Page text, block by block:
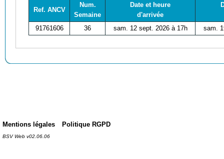
Ref. ANCV
Num.
Semaine
Date et heure
d'arrivée
91761606 36 sam. 12 sept. 2026 à 17h sam.
Mentions légales Politique RGPD
BSV Web v02.06.06